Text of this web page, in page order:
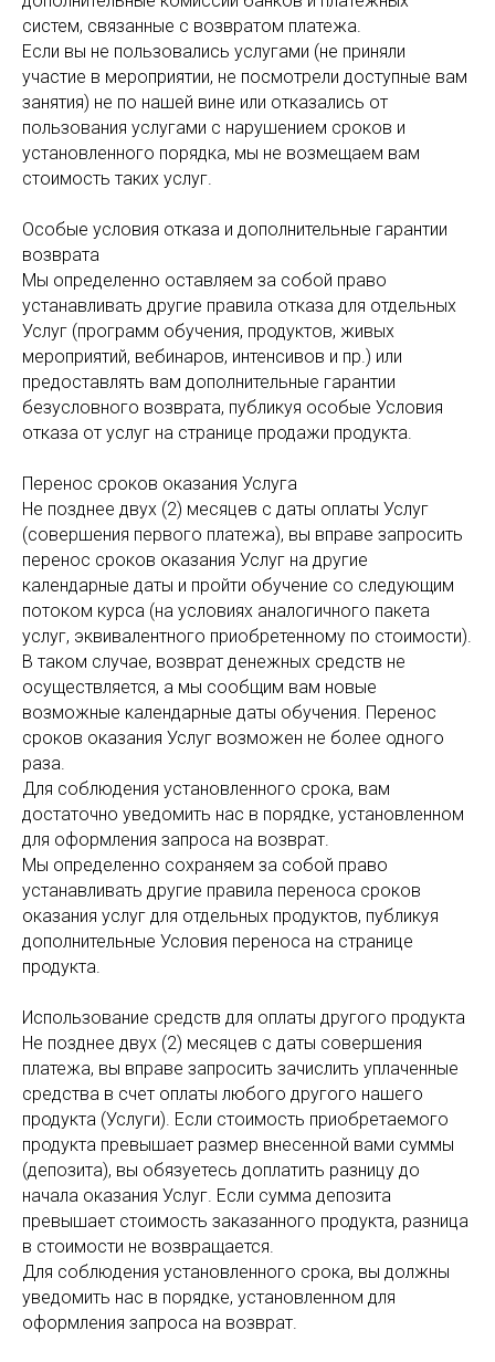
систем, связанные с возвратом платежа.
Если вы не пользовались услугами (не приняли
участие в мероприятии, не посмотрели доступные вам
занятия) не по нашей вине или отказались от
пользования услугами с нарушением сроков и
установленного порядка, мы не возмещаем вам
стоимость таких услуг.
Особые условия отказа и дополнительные гарантии
возврата
Мы определенно оставляем за собой право
устанавливать другие правила отказа для отдельных
Услуг (программ обучения, продуктов, живых
мероприятий, вебинаров, интенсивов и пр.) или
предоставлять вам дополнительные гарантии
безусловного возврата, публикуя особые Условия
отказа от услуг на странице продажи продукта.
Перенос сроков оказания Услуга
Не позднее двух (2) месяцев с даты оплаты Услуг
(совершения первого платежа), вы вправе запросить
перенос сроков оказания Услуг на другие
календарные даты и пройти обучение со следующим
потоком курса (на условиях аналогичного пакета
услуг, эквивалентного приобретенному по стоимости).
В таком случае, возврат денежных средств не
осуществляется, а мы сообщим вам новые
возможные календарные даты обучения. Перенос
сроков оказания Услуг возможен не более одного
раза.
Для соблюдения установленного срока, вам
достаточно уведомить нас в порядке, установленном
для оформления запроса на возврат.
Мы определенно сохраняем за собой право
устанавливать другие правила переноса сроков
оказания услуг для отдельных продуктов, публикуя
дополнительные Условия переноса на странице
продукта.
Использование средств для оплаты другого продукта
Не позднее двух (2) месяцев с даты совершения
платежа, вы вправе запросить зачислить уплаченные
средства в счет оплаты любого другого нашего
продукта (Услуги). Если стоимость приобретаемого
продукта превышает размер внесенной вами суммы
(депозита), вы обязуетесь доплатить разницу до
начала оказания Услуг. Если сумма депозита
превышает стоимость заказанного продукта, разница
в стоимости не возвращается.
Для соблюдения установленного срока, вы должны
уведомить нас в порядке, установленном для
оформления запроса на возврат.